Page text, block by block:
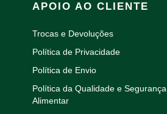
APOIO AO CLIENTE
Trocas e Devoluções
Política de Privacidade
Política de Envio
Política da Qualidade e Segurança
Alimentar